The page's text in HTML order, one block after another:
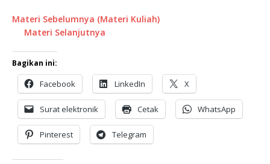
Materi Sebelumnya (Materi Kuliah)
Materi Selanjutnya
Bagikan ini:
Facebook LinkedIn X
Surat elektronik Cetak WhatsApp
Pinterest Telegram